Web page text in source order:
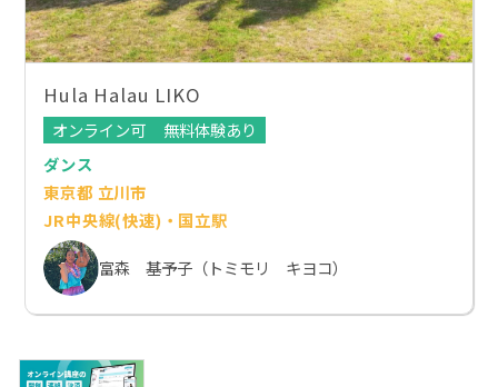
Hula Halau LIKO
オンライン可
無料体験あり
ダンス
東京都 立川市
JR中央線(快速)・国立駅
富森 基予子（トミモリ キヨコ）